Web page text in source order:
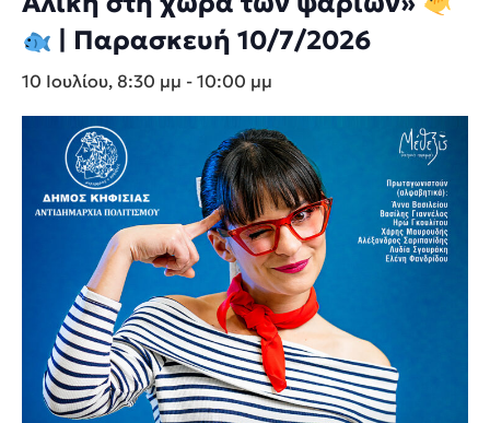
| Παρασκευή 10/7/2026
10 Ιουλίου, 8:30 μμ - 10:00 μμ